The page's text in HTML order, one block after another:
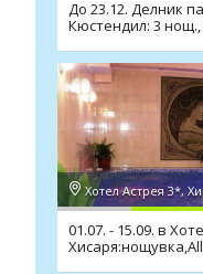
До 23.12. Делник
Кюстендил: 3 нощ.,
минерален басейн
01.07. - 15.09. в
Light,релакс